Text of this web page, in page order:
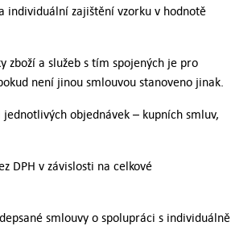
individuální zajištění vzorku v hodnotě
zboží a služeb s tím spojených je pro
není jinou smlouvou stanoveno jinak.
objednávek – kupních smluv,
DPH v závislosti na celkové
smlouvy o spolupráci s individuálně